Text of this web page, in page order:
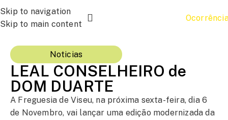
Skip to navigation
Skip to main content
Noticias
LEAL CONSELHEIRO de
DOM DUARTE
A Freguesia de Viseu, na próxima sexta-feira, dia 6
de Novembro, vai lançar uma edição modernizada da